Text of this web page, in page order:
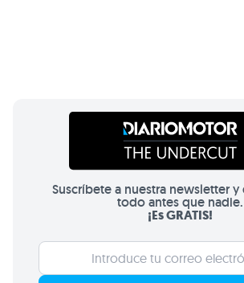
Suscríbete a nuestra newsletter
todo antes que nadie.
¡Es GRATIS!